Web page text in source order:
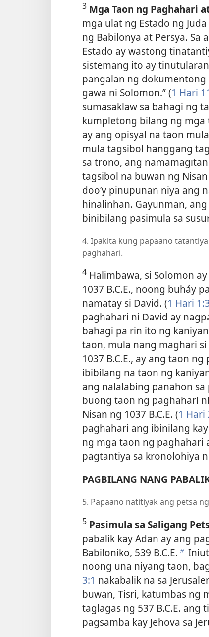
3 Mga Taon ng Paghahari
mga ulat ng Estado ng
ng Babilonya at Persya.
Estado ay wastong
sistemang ito ay
pangalan ng dokumentong
gawa ni Solomon.” (1 Hari
sumasaklaw sa bahagi ng
kumpletong bilang ng
ay ang opisyal na taon
mula tagsibol hanggang
sa trono, ang
tagsibol na buwan ng
doo’y pinupunan niya ang
hinalinhan. Gayunman,
binibilang pasimula sa
4. Ipakita kung papaano
paghahari.
4 Halimbawa, si Solomon
1037 B.C.E., noong buháy
namatay si David. (1 Hari
paghahari ni David ay
bahagi pa rin ito ng
taon, mula nang maghari
1037 B.C.E., ay ang taon
ibibilang na taon ng
ang nalalabing panahon
buong taon ng paghahari
Nisan ng 1037 B.C.E. (1 Hari
paghahari ang ibinilang
ng mga taon ng paghahari
pagtantiya sa kronolohiya
PAGBILANG NANG
5. Papaano natitiyak ang petsa
5 Pasimula sa Saligang
pabalik kay Adan ay ang
Babiloniko, 539 B.C.E. b
noong una niyang taon,
3:1 nakabalik na sa
buwan, Tisri, katumbas ng
taglagas ng 537 B.C.E. ang
pagsamba kay Jehova sa